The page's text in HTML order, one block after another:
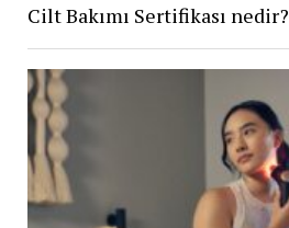
Cilt Bakımı Sertifikası nedir?